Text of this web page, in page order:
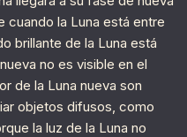
cuando la Luna está entre
brillante de la Luna está
no es visible en el
de la Luna nueva son
objetos difusos, como
la luz de la Luna no